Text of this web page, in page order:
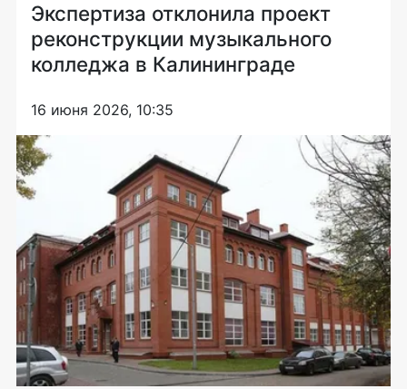
Экспертиза отклонила проект
реконструкции музыкального
колледжа в Калининграде
16 июня 2026, 10:35